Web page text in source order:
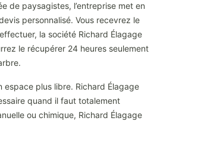
de paysagistes, l’entreprise met en
personnalisé. Vous recevrez le
la société Richard Élagage
le récupérer 24 heures seulement
espace plus libre. Richard Élagage
quand il faut totalement
ou chimique, Richard Élagage